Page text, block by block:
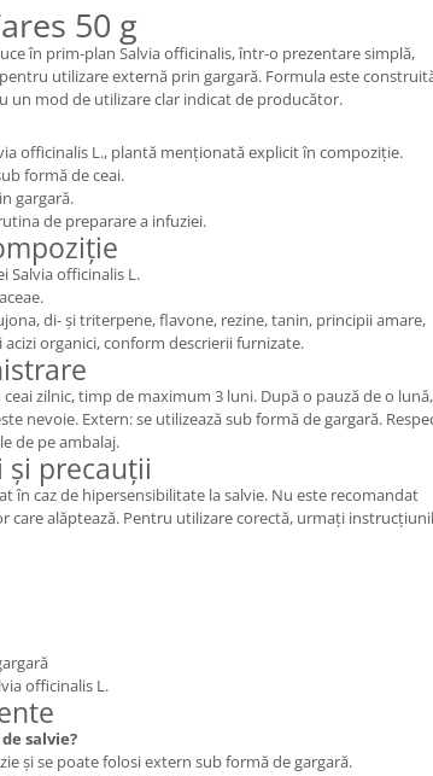
50 g
în prim-plan Salvia officinalis, într-o prezentare simplă,
utilizare externă prin gargară. Formula este
un mod de utilizare clar indicat de producător.
officinalis L., plantă menționată explicit în compoziție.
formă de ceai.
gargară.
de preparare a infuziei.
Salvia officinalis L.
di- și triterpene, flavone, rezine, tanin, principii amare,
organici, conform descrierii furnizate.
ceai zilnic, timp de maximum 3 luni. După o pauză de o lună,
nevoie. Extern: se utilizează sub formă de gargară.
de pe ambalaj.
precauții
în caz de hipersensibilitate la salvie. Nu este recomandat
care alăptează. Pentru utilizare corectă, urmați
officinalis L.
salvie?
și se poate folosi extern sub formă de gargară.